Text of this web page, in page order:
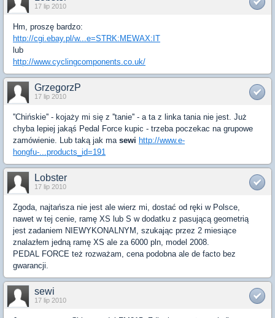
17 lip 2010
Hm, proszę bardzo:
http://cgi.ebay.pl/w...e=STRK:MEWAX:IT
lub
http://www.cyclingcomponents.co.uk/
GrzegorzP
17 lip 2010
''Chińskie'' - kojaży mi się z ''tanie'' - a ta z linka tania nie jest. Już
chyba lepiej jakąś Pedal Force kupic - trzeba poczekac na grupowe
zamówienie. Lub taką jak ma sewi http://www.e-
hongfu-...products_id=191
Lobster
17 lip 2010
Zgoda, najtańsza nie jest ale wierz mi, dostać od ręki w Polsce,
nawet w tej cenie, ramę XS lub S w dodatku z pasującą geometrią
jest zadaniem NIEWYKONALNYM, szukając przez 2 miesiące
znalazłem jedną ramę XS ale za 6000 pln, model 2008.
PEDAL FORCE też rozważam, cena podobna ale de facto bez
gwarancji.
sewi
17 lip 2010